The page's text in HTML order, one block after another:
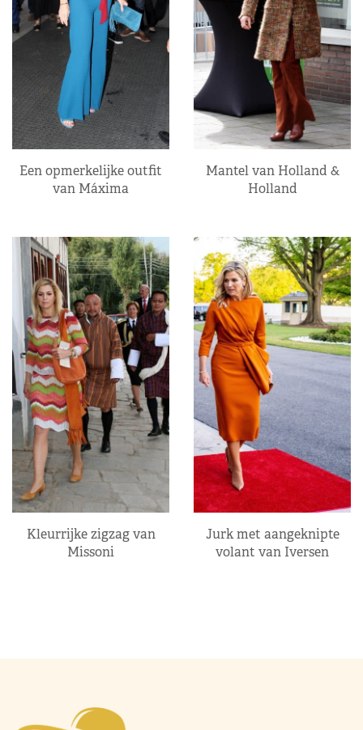
Een opmerkelijke outfit
van Máxima
Mantel van Holland &
Holland
Kleurrijke zigzag van
Missoni
Jurk met aangeknipte
volant van Iversen